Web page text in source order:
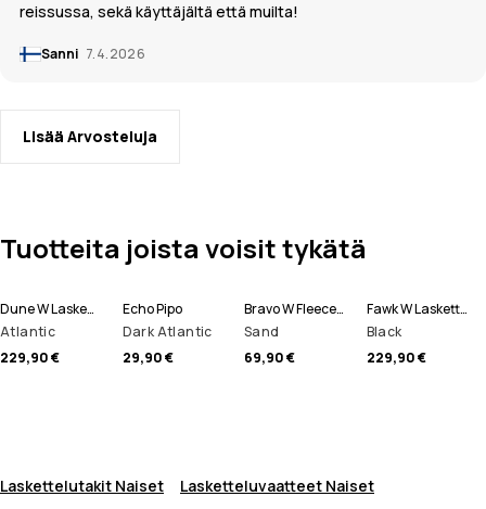
reissussa, sekä käyttäjältä että muilta!
Sanni 7.4.2026
Lisää Arvosteluja
Tuotteita joista voisit tykätä
Dune W Laskettelutakki Naiset
Atlantic
229,90 €
Echo Pipo
Dark Atlantic
29,90 €
Bravo W Fleecepaita Naiset
Sand
69,90 €
Fawk W Lasketteluhousut Naiset
Black
229,90 €
Laskettelutakit Naiset Lasketteluvaatteet Naiset